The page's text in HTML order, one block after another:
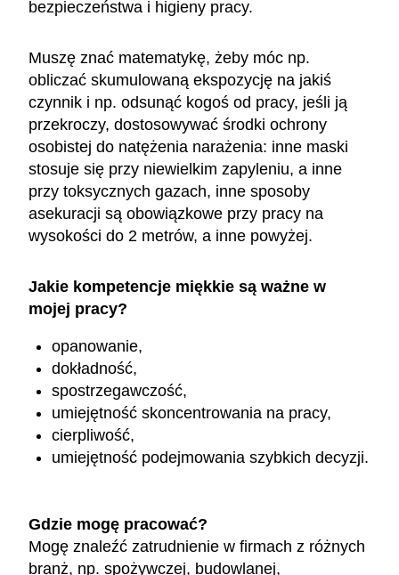
bezpieczeństwa i higieny pracy.
Muszę znać matematykę, żeby móc np.
obliczać skumulowaną ekspozycję na jakiś
czynnik i np. odsunąć kogoś od pracy, jeśli ją
przekroczy, dostosowywać środki ochrony
osobistej do natężenia narażenia: inne maski
stosuje się przy niewielkim zapyleniu, a inne
przy toksycznych gazach, inne sposoby
asekuracji są obowiązkowe przy pracy na
wysokości do 2 metrów, a inne powyżej.
Jakie kompetencje miękkie są ważne w
mojej pracy?
opanowanie,
dokładność,
spostrzegawczość,
umiejętność skoncentrowania na pracy,
cierpliwość,
umiejętność podejmowania szybkich decyzji.
Gdzie mogę pracować?
Mogę znaleźć zatrudnienie w firmach z różnych
branż, np. spożywczej, budowlanej,